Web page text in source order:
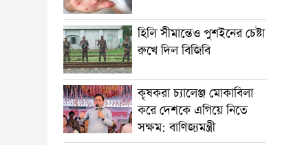
হিলি সীমান্তেও পুশইনের চেষ্টা
রুখে দিল বিজিবি
কৃষকরা চ্যালেঞ্জ মোকাবিলা
করে দেশকে এগিয়ে নিতে
সক্ষম: বাণিজ্যমন্ত্রী